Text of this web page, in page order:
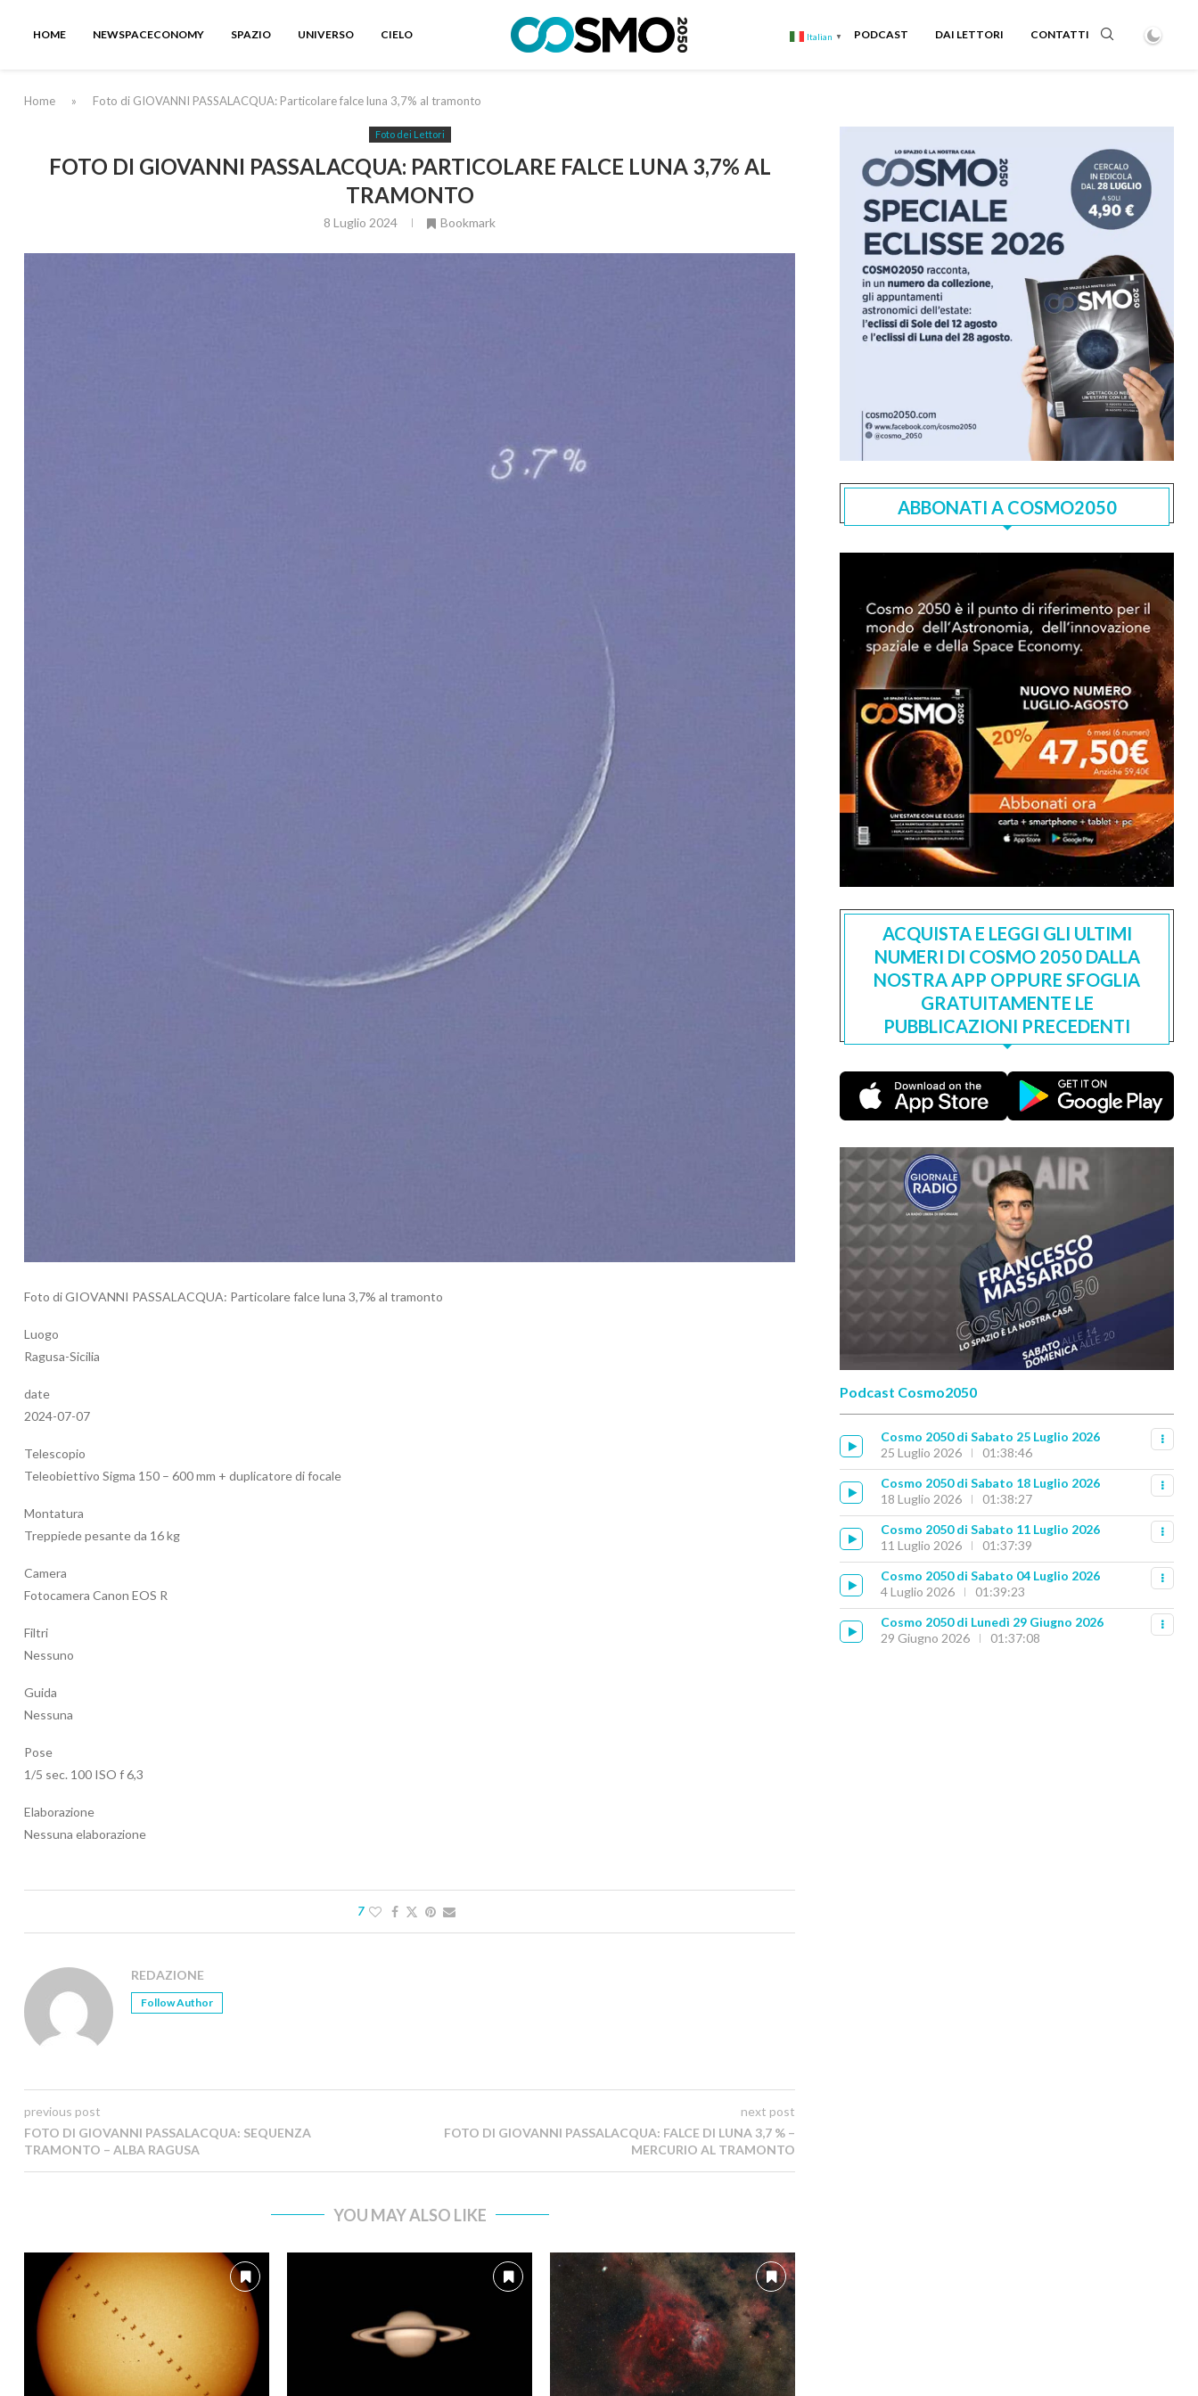
HOME NEWSPACECONOMY SPAZIO UNIVERSO CIELO Italian ▼ PODCAST DAI LETTORI CONTATTI
Home » Foto di GIOVANNI PASSALACQUA: Particolare falce luna 3,7% al tramonto
Foto dei Lettori
FOTO DI GIOVANNI PASSALACQUA: PARTICOLARE FALCE LUNA 3,7% AL
TRAMONTO
8 Luglio 2024 Bookmark
Foto di GIOVANNI PASSALACQUA: Particolare falce luna 3,7% al tramonto
Luogo
Ragusa-Sicilia
date
2024-07-07
Telescopio
Teleobiettivo Sigma 150 – 600 mm + duplicatore di focale
Montatura
Treppiede pesante da 16 kg
Camera
Fotocamera Canon EOS R
Filtri
Nessuno
Guida
Nessuna
Pose
1/5 sec. 100 ISO f 6,3
Elaborazione
Nessuna elaborazione
7
REDAZIONE
Follow Author
previous post
FOTO DI GIOVANNI PASSALACQUA: SEQUENZA
TRAMONTO – ALBA RAGUSA
next post
FOTO DI GIOVANNI PASSALACQUA: FALCE DI LUNA 3,7 % –
MERCURIO AL TRAMONTO
YOU MAY ALSO LIKE
ABBONATI A COSMO2050
ACQUISTA E LEGGI GLI ULTIMI
NUMERI DI COSMO 2050 DALLA
NOSTRA APP OPPURE SFOGLIA
GRATUITAMENTE LE
PUBBLICAZIONI PRECEDENTI
Podcast Cosmo2050
Cosmo 2050 di Sabato 25 Luglio 2026
25 Luglio 2026
01:38:46
Cosmo 2050 di Sabato 18 Luglio 2026
18 Luglio 2026
01:38:27
Cosmo 2050 di Sabato 11 Luglio 2026
11 Luglio 2026
01:37:39
Cosmo 2050 di Sabato 04 Luglio 2026
4 Luglio 2026
01:39:23
Cosmo 2050 di Lunedì 29 Giugno 2026
29 Giugno 2026
01:37:08